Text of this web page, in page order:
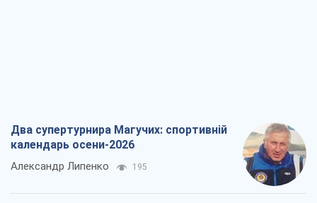
Два супертурнира Магучих: спортивній
календарь осени-2026
Александр Липенко 195